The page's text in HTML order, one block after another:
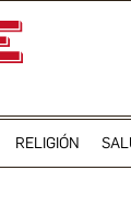
RELIGIÓN